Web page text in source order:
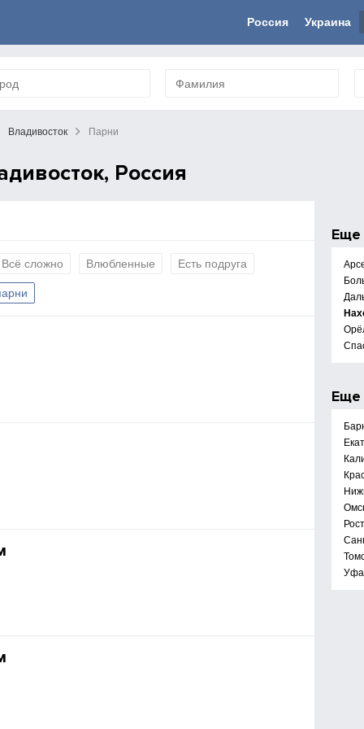
Россия Украина
Владивосток Парни
Россия
Всё сложно Влюбленные Есть подруга
Еще
Еще
Уфа